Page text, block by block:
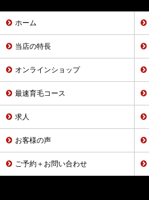
ホーム
当店の特長
オンラインショップ
最速育毛コース
求人
お客様の声
ご予約＋お問い合わせ